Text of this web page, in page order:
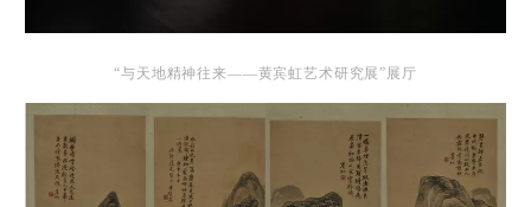
“与天地精神往来——黄宾虹艺术研究展”展厅